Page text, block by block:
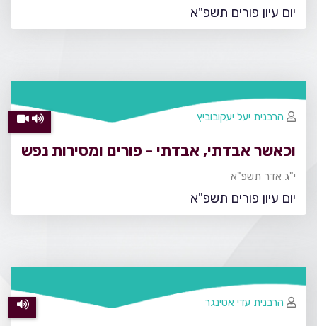
יום עיון פורים תשפ"א
וכאשר אבדתי, אבדתי - פורים ומסירות נפש
י"ג אדר תשפ"א
יום עיון פורים תשפ"א
הרבנית יעל יעקובוביץ
הרבנית עדי אטינגר